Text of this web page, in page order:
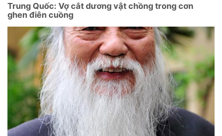
Trung Quốc: Vợ cắt dương vật chồng trong cơn
ghen điên cuồng